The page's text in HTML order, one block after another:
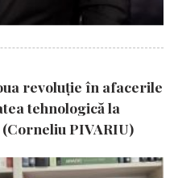
revoluție în afacerile
tehnologică la
PIVARIU)